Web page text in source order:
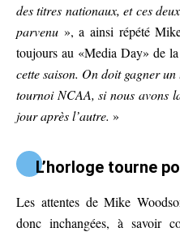
des titres nationaux, et ces
parvenu », a ainsi répété
toujours au «Media Day» de
cette saison. On doit gagner
tournoi NCAA, si nous avons
jour après l’autre. »
L’horloge tourne
Les attentes de Mike
donc inchangées, à savoir